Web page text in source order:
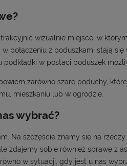
wizualnie miejsce, w
połączeniu z poduszkami stają
w postaci poduszek
zarówno szare poduchy,
mieszkaniu lub w ogrodzie.
wybrać?
Na szczęście znamy się na
zdajemy sobie również sprawę z
w sytuacji, gdy jest u nas